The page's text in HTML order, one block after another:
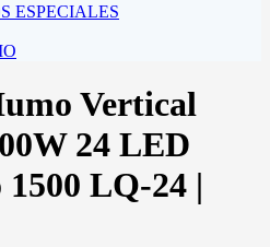
ESPECIALES
Vertical
24 LED
LQ-24 |